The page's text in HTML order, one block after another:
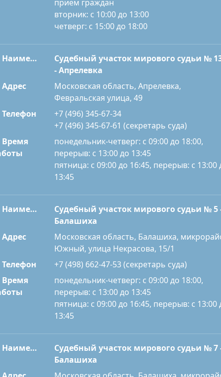
прием граждан
вторник: с 10:00 до 13:00
четверг: с 15:00 до 18:00
Наименование
Судебный участок мирового судьи №
- Апрелевка
Адрес
Московская область, Апрелевка,
Февральская улица, 49
Телефон
+7 (496) 345-67-34
+7 (496) 345-67-61 (секретарь суда)
Время
понедельник-четверг: с 09:00 до 18:00,
перерыв: с 13:00 до 13:45
пятница: с 09:00 до 16:45, перерыв: с 13:00
13:45
Наименование
Судебный участок мирового судьи № 5
Балашиха
Адрес
Московская область, Балашиха,
Южный, улица Некрасова, 15/1
Телефон
+7 (498) 662-47-53 (секретарь суда)
Время
понедельник-четверг: с 09:00 до 18:00,
перерыв: с 13:00 до 13:45
пятница: с 09:00 до 16:45, перерыв: с 13:00
13:45
Наименование
Судебный участок мирового судьи № 7
Балашиха